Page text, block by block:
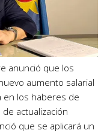
anunció que los
aumento salarial
en los haberes de
actualización
que se aplicará un